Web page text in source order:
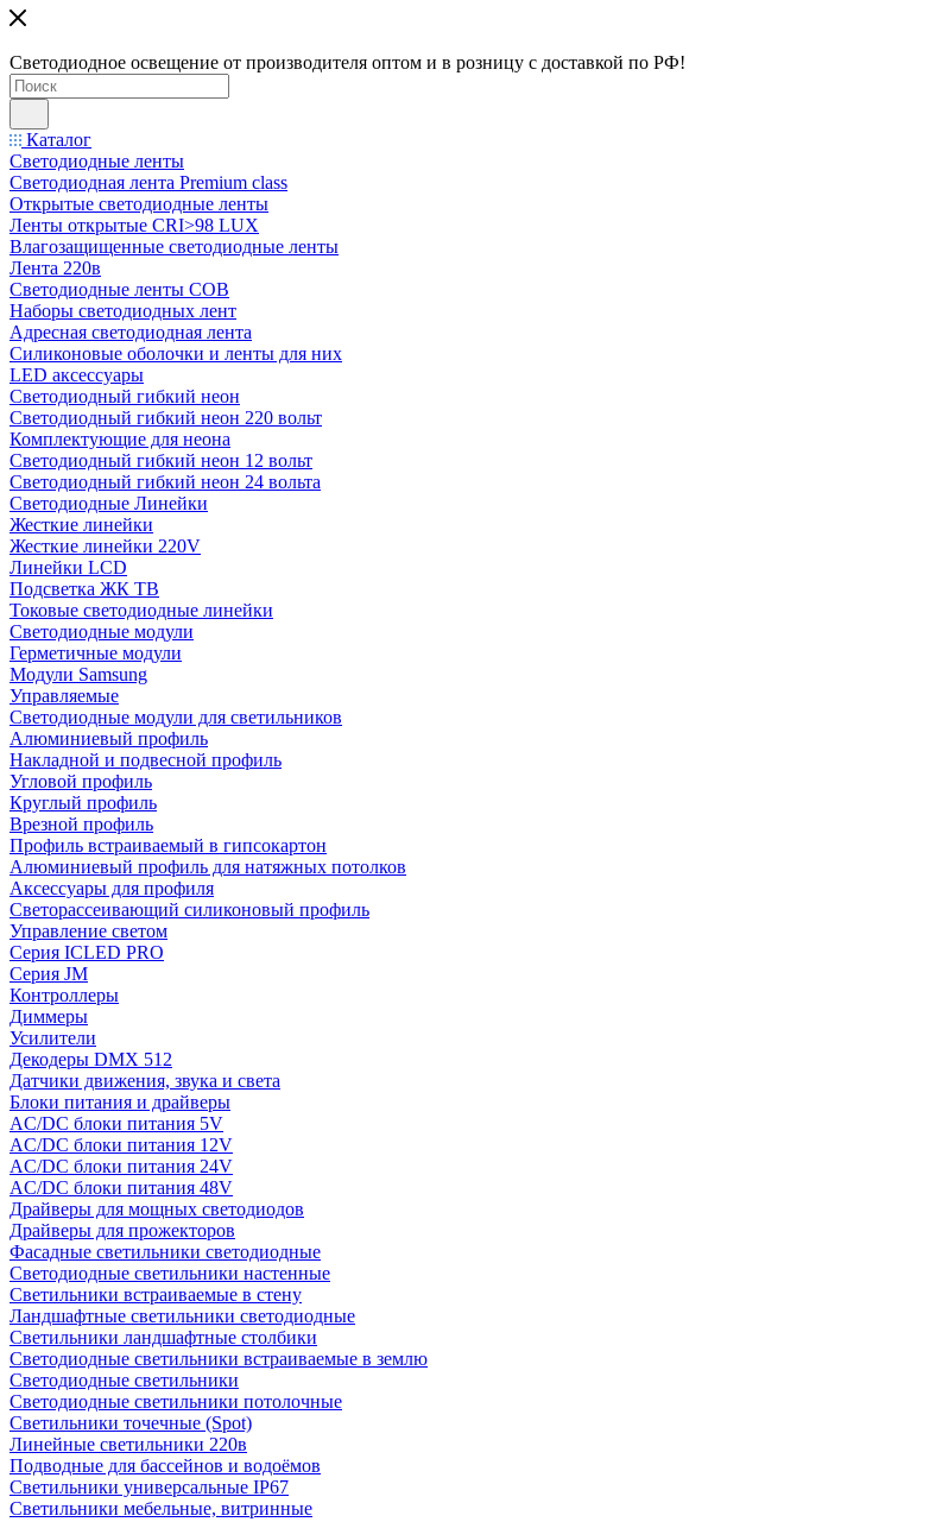
Светодиодное освещение от производителя оптом и в розницу с доставкой по РФ!
Каталог
Светодиодные ленты
Светодиодная лента Premium class
Открытые светодиодные ленты
Ленты открытые CRI>98 LUX
Влагозащищенные светодиодные ленты
Лента 220в
Светодиодные ленты COB
Наборы светодиодных лент
Адресная светодиодная лента
Силиконовые оболочки и ленты для них
LED аксессуары
Светодиодный гибкий неон
Светодиодный гибкий неон 220 вольт
Комплектующие для неона
Светодиодный гибкий неон 12 вольт
Светодиодный гибкий неон 24 вольта
Светодиодные Линейки
Жесткие линейки
Жесткие линейки 220V
Линейки LCD
Подсветка ЖК ТВ
Токовые светодиодные линейки
Светодиодные модули
Герметичные модули
Модули Samsung
Управляемые
Светодиодные модули для светильников
Алюминиевый профиль
Накладной и подвесной профиль
Угловой профиль
Круглый профиль
Врезной профиль
Профиль встраиваемый в гипсокартон
Алюминиевый профиль для натяжных потолков
Аксессуары для профиля
Светорассеивающий силиконовый профиль
Управление светом
Серия ICLED PRO
Серия JM
Контроллеры
Диммеры
Усилители
Декодеры DMX 512
Датчики движения, звука и света
Блоки питания и драйверы
AC/DC блоки питания 5V
AC/DC блоки питания 12V
AC/DC блоки питания 24V
AC/DC блоки питания 48V
Драйверы для мощных светодиодов
Драйверы для прожекторов
Фасадные светильники светодиодные
Светодиодные светильники настенные
Светильники встраиваемые в стену
Ландшафтные светильники светодиодные
Светильники ландшафтные столбики
Светодиодные светильники встраиваемые в землю
Светодиодные светильники
Светодиодные светильники потолочные
Светильники точечные (Spot)
Линейные светильники 220в
Подводные для бассейнов и водоёмов
Светильники универсальные IP67
Светильники мебельные, витринные